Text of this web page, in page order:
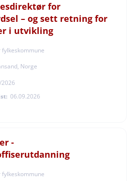
for
– og sett retning for
i utvikling
fylkeskommune
Norge
06.09.2026
-
fylkeskommune